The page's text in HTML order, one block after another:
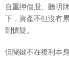
自重押個股、聽明
下，資產不但沒有
到懷疑。
但關鍵不在複利本